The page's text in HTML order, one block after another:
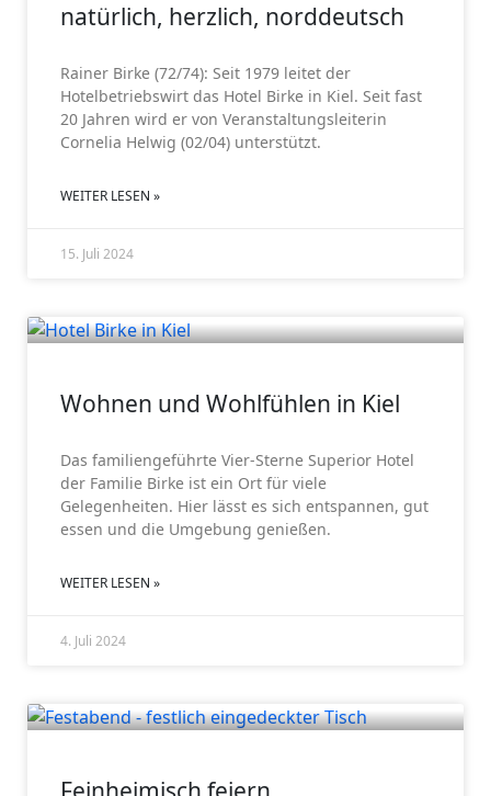
natürlich, herzlich, norddeutsch
Rainer Birke (72/74): Seit 1979 leitet der
Hotelbetriebswirt das Hotel Birke in Kiel. Seit fast
20 Jahren wird er von Veranstaltungsleiterin
Cornelia Helwig (02/04) unterstützt.
WEITER LESEN »
15. Juli 2024
Wohnen und Wohlfühlen in Kiel
Das familiengeführte Vier-Sterne Superior Hotel
der Familie Birke ist ein Ort für viele
Gelegenheiten. Hier lässt es sich entspannen, gut
essen und die Umgebung genießen.
WEITER LESEN »
4. Juli 2024